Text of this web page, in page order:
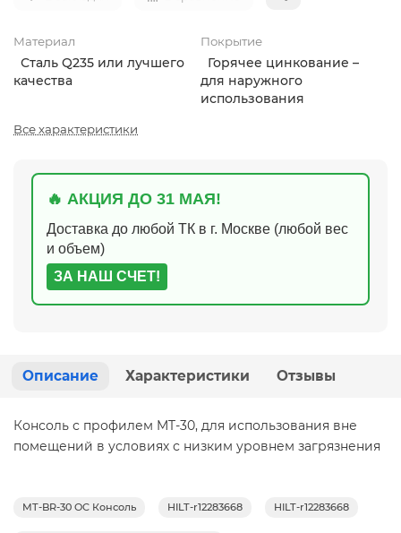
Материал
Сталь Q235 или лучшего
качества
Покрытие
Горячее цинкование –
для наружного
использования
Все характеристики
🔥 АКЦИЯ ДО 31 МАЯ!
Доставка до любой ТК в г. Москве (любой вес
и объем)
ЗА НАШ СЧЕТ!
Описание Характеристики Отзывы
Консоль с профилем MT-30, для использования вне
помещений в условиях с низким уровнем загрязнения
MT-BR-30 OC Консоль HILT-r12283668 HILT-r12283668